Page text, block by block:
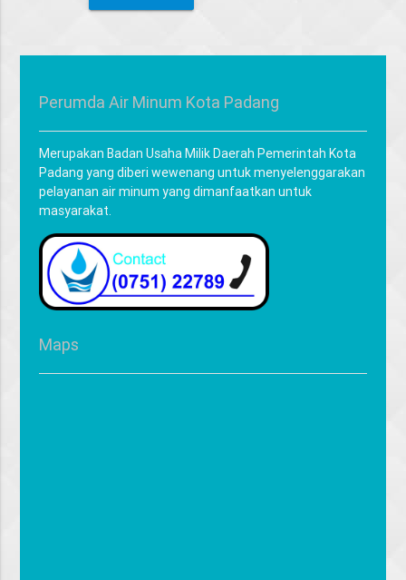
Perumda Air Minum Kota Padang
Merupakan Badan Usaha Milik Daerah Pemerintah Kota
Padang yang diberi wewenang untuk menyelenggarakan
pelayanan air minum yang dimanfaatkan untuk
masyarakat.
Maps